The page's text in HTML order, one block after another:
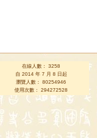
在線人數： 3258
自 2014 年 7 月 8 日起
瀏覽人數： 80254946
使用次數： 294272528